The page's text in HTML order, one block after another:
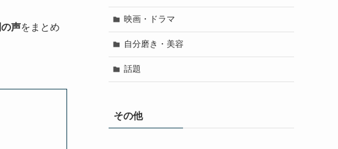
声をまとめ
映画・ドラマ
自分磨き・美容
話題
その他